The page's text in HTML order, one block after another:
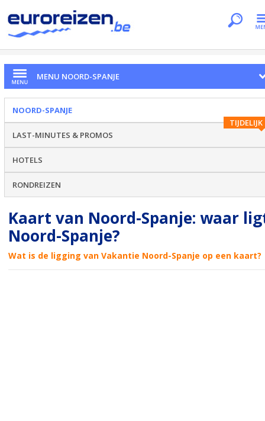
MENU NOORD-SPANJE
NOORD-SPANJE
TIJDELIJK
LAST-MINUTES & PROMOS
HOTELS
RONDREIZEN
Kaart van Noord-Spanje: waar
Noord-Spanje?
Wat is de ligging van Vakantie Noord-Spanje op een kaart?